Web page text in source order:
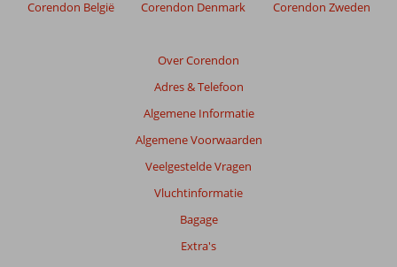
Over Corendon
Adres & Telefoon
Algemene Informatie
Algemene Voorwaarden
Veelgestelde Vragen
Vluchtinformatie
Bagage
Extra's
Corendon België Corendon Denmark Corendon Zweden